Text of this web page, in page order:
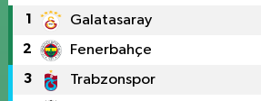
1 Galatasaray
2 Fenerbahçe
3 Trabzonspor